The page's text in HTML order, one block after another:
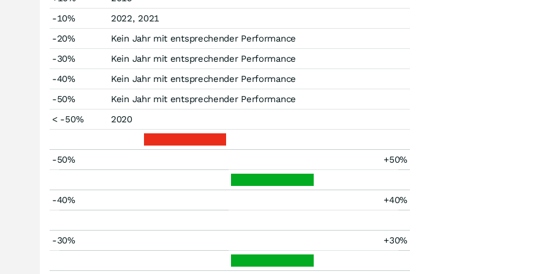
-10%
2022, 2021
-20%
Kein Jahr mit entsprechender Performance
-30%
Kein Jahr mit entsprechender Performance
-40%
Kein Jahr mit entsprechender Performance
-50%
Kein Jahr mit entsprechender Performance
< -50%
2020
-50% +50%
-40% +40%
-30% +30%